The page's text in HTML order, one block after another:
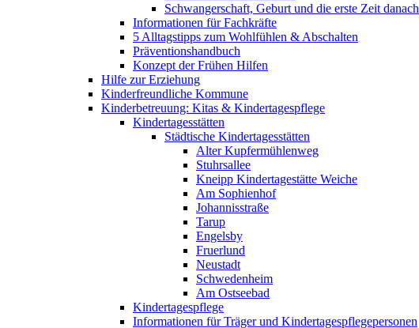
Schwangerschaft, Geburt und die erste Zeit danach
Informationen für Fachkräfte
5 Alltagstipps zum Wohlfühlen & Abschalten
Präventionshandbuch
Konzept der Frühen Hilfen
Hilfe zur Erziehung
Kinderfreundliche Kommune
Kinderbetreuung: Kitas & Kindertagespflege
Kindertagesstätten
Städtische Kindertagesstätten
Alter Kupfermühlenweg
Stuhrsallee
Kneipp Kindertagestätte Weiche
Am Sophienhof
Johannisstraße
Tarup
Engelsby
Fruerlund
Neustadt
Schwedenheim
Am Ostseebad
Kindertagespflege
Informationen für Träger und Kindertagespflegepersonen